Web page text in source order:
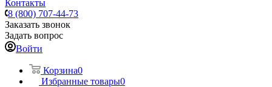
Контакты
8 (800) 707-44-73
Заказать звонок
Задать вопрос
Войти
Корзина0
Избранные товары0